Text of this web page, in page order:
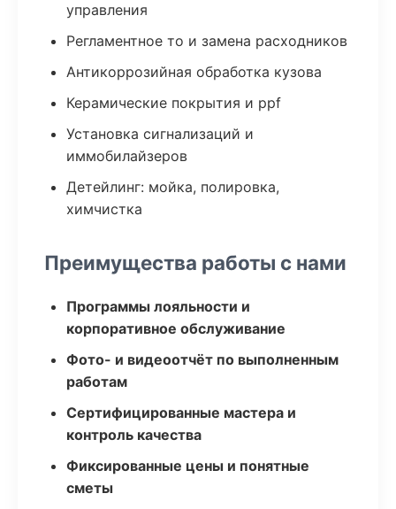
управления
Регламентное то и замена расходников
Антикоррозийная обработка кузова
Керамические покрытия и ppf
Установка сигнализаций и
иммобилайзеров
Детейлинг: мойка, полировка,
химчистка
Преимущества работы с нами
Программы лояльности и
корпоративное обслуживание
Фото- и видеоотчёт по выполненным
работам
Сертифицированные мастера и
контроль качества
Фиксированные цены и понятные
сметы